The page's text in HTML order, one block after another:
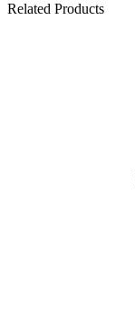
Related Products